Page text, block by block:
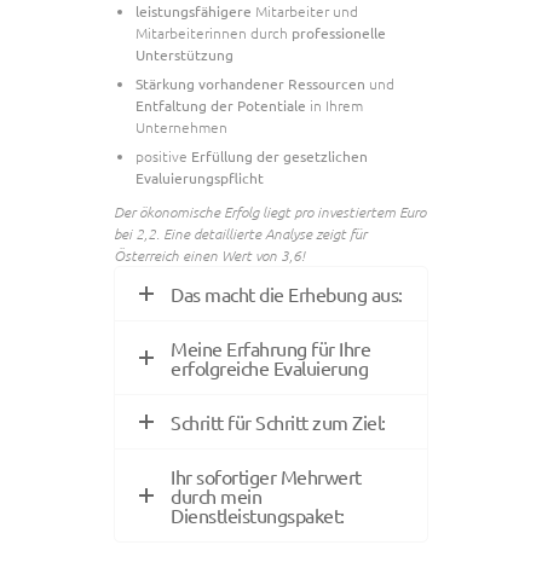
leistungsfähigere Mitarbeiter und
Mitarbeiterinnen durch professionelle
Unterstützung
Stärkung vorhandener Ressourcen und
Entfaltung der Potentiale in Ihrem
Unternehmen
positive Erfüllung der gesetzlichen
Evaluierungspflicht
Der ökonomische Erfolg liegt pro investiertem Euro
bei 2,2. Eine detaillierte Analyse zeigt für
Österreich einen Wert von 3,6!
Das macht die Erhebung aus:
Meine Erfahrung für Ihre
erfolgreiche Evaluierung
Schritt für Schritt zum Ziel:
Ihr sofortiger Mehrwert
durch mein
Dienstleistungspaket: